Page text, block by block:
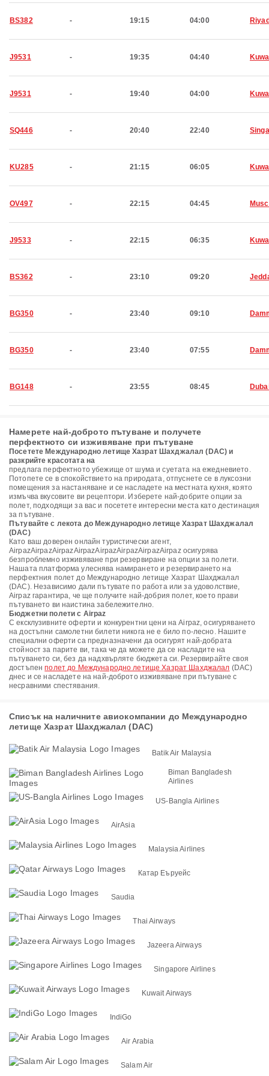
BS382 - 19:15 04:00
J9531 - 19:35 04:40
J9531 - 19:40 04:00
SQ446 - 20:40 22:40
KU285 - 21:15 06:05
OV497 - 22:15 04:45
J9533 - 22:15 06:35
BS362 - 23:10 09:20
BG350 - 23:40 09:10
BG350 - 23:40 07:55
BG148 - 23:55 08:45
Намерете най-доброто пътуване и получете
перфектното си изживяване при пътуване
Посетете Международно летище Хазрат Шахджалал (DAC) и
разкрийте красотата на
предлага перфектното убежище от шума и суетата на ежедневието.
Потопете се в спокойствието на природата, отпуснете се в луксозни
помещения за настаняване и се насладете на местната кухня, която
измъчва вкусовите ви рецептори. Изберете най-добрите опции за
полет, подходящи за вас и посетете интересни места като дестинация
за пътуване.
Пътувайте с лекота до Международно летище Хазрат Шахджалал
(DAC)
Като ваш доверен онлайн туристически агент,
AirpazAirpazAirpazAirpazAirpazAirpazAirpazAirpaz осигурява
безпроблемно изживяване при резервиране на опции за полети.
Нашата платформа улеснява намирането и резервирането на
перфектния полет до Международно летище Хазрат Шахджалал
(DAC). Независимо дали пътувате по работа или за удоволствие,
Airpaz гарантира, че ще получите най-добрия полет, което прави
пътуването ви наистина забележително.
Бюджетни полети с Airpaz
С ексклузивните оферти и конкурентни цени на Airpaz, осигуряването
на достъпни самолетни билети никога не е било по-лесно. Нашите
специални оферти са предназначени да осигурят най-добрата
стойност за парите ви, така че да можете да се насладите на
пътуването си, без да надхвърляте бюджета си. Резервирайте своя
достъпенполет до Международно летище Хазрат Шахджалал (DAC)
днес и се насладете на най-доброто изживяване при пътуване с
несравними спестявания.
Списък на наличните авиокомпании до Международно
летище Хазрат Шахджалал (DAC)
Batik Air Malaysia
Biman Bangladesh
Airlines
US-Bangla Airlines
AirAsia
Malaysia Airlines
Катар Еъруейс
Saudia
Thai Airways
Jazeera Airways
Singapore Airlines
Kuwait Airways
IndiGo
Air Arabia
Salam Air